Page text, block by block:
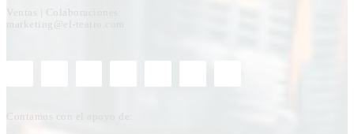
Ventas | Colaboraciones:
marketing@el-teatro.com
Contamos con el apoyo de: